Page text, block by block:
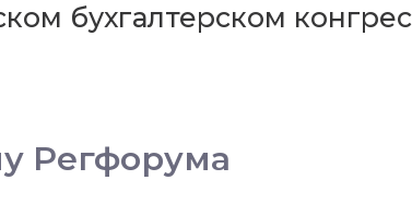
бухгалтерском
Регфорума